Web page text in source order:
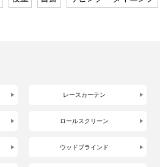
レースカーテン
ロールスクリーン
ウッドブラインド